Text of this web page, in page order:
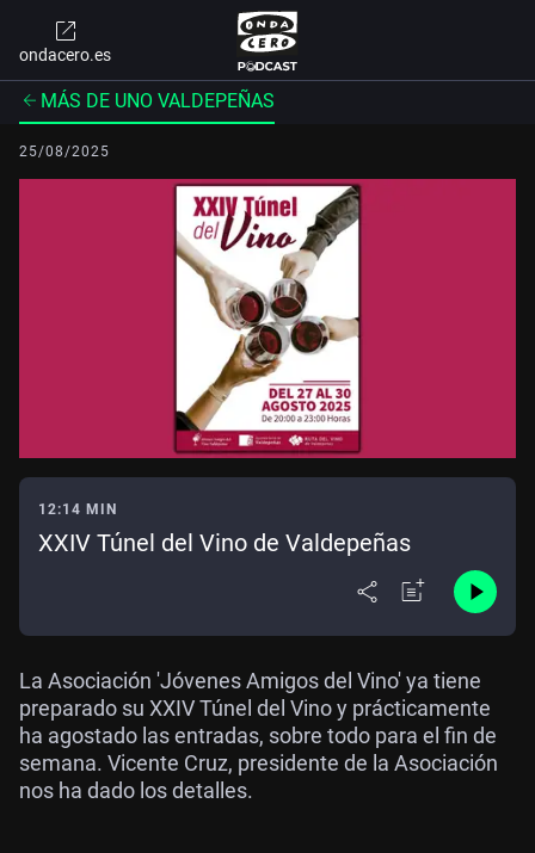
ondacero.es
MÁS DE UNO VALDEPEÑAS
25/08/2025
12:14 MIN
XXIV Túnel del Vino de Valdepeñas
La Asociación 'Jóvenes Amigos del Vino' ya tiene
preparado su XXIV Túnel del Vino y prácticamente
ha agostado las entradas, sobre todo para el fin de
semana. Vicente Cruz, presidente de la Asociación
nos ha dado los detalles.